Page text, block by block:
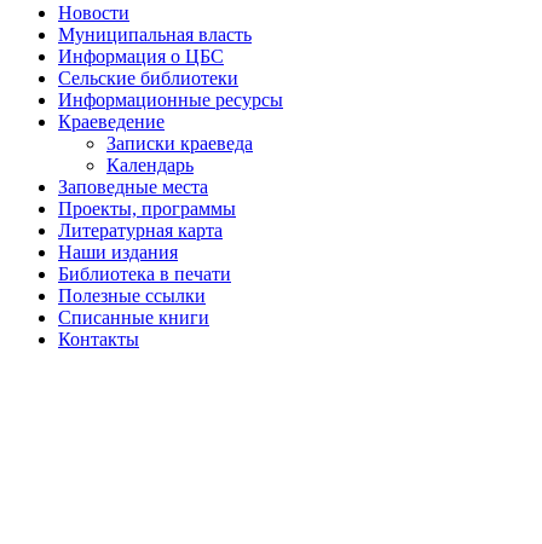
Новости
Муниципальная власть
Информация о ЦБС
Сельские библиотеки
Информационные ресурсы
Краеведение
Записки краеведа
Календарь
Заповедные места
Проекты, программы
Литературная карта
Наши издания
Библиотека в печати
Полезные ссылки
Списанные книги
Контакты